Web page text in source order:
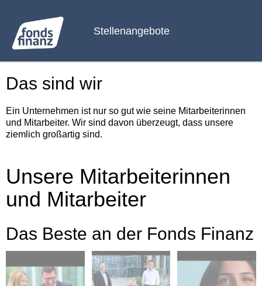
Stellenangebote
Das sind wir
Ein Unternehmen ist nur so gut wie seine Mitarbeiterinnen
und Mitarbeiter. Wir sind davon überzeugt, dass unsere
ziemlich großartig sind.
Unsere Mitarbeiterinnen
und Mitarbeiter
Das Beste an der Fonds Finanz